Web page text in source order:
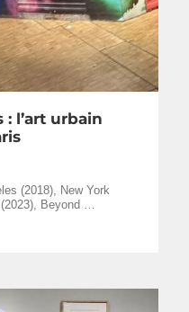
l’art urbain
(2018), New York
Beyond …